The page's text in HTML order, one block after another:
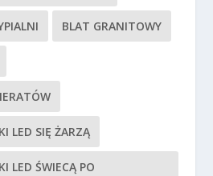
BLAT GRANITOWY
LED SIĘ ŻARZĄ
LED ŚWIECĄ PO